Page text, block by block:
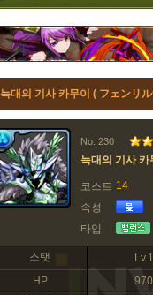
늑대의 기사 카무이 ( フェンリ
No. 230
늑대의 기사 카
코스트 14
속성
타입
스탯
Lv.1
HP
970